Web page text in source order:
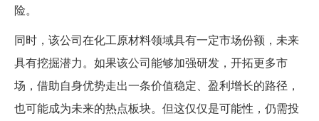
险。
同时，该公司在化工原材料领域具有一定市场份额，未来
具有挖掘潜力。如果该公司能够加强研发，开拓更多市
场，借助自身优势走出一条价值稳定、盈利增长的路径，
也可能成为未来的热点板块。但这仅仅是可能性，仍需投